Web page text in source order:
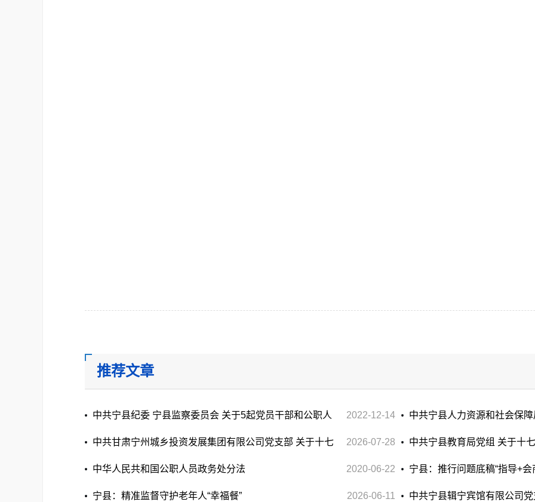
推荐文章
2022-12-14
中共宁县纪委 宁县监察委员会 关于5起党员干部和公职人
员参与赌博问题典型案例的通报
中共宁县人力资源和社会保
轮巡察反馈意见整改落实进展
2026-07-28
中共甘肃宁州城乡投资发展集团有限公司党支部 关于十七
届县委第七轮巡察反馈意见 整改落实进展情况的通报
中共宁县教育局党组 关于十
整改落实进展情况的通报
2020-06-22
中华人民共和国公职人员政务处分法 宁县：推行问题底稿“指导+会
2026-06-11
宁县：精准监督守护老年人“幸福餐” 中共宁县辑宁宾馆有限公司